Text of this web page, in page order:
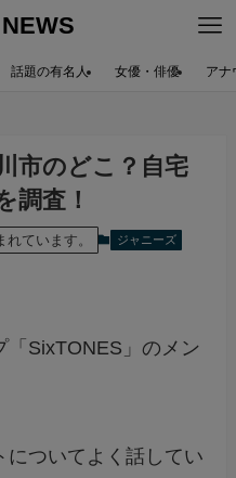
話題の有名人 女優・俳優 アナ
市のどこ？自宅
調査！
ています。 ジャニーズ
「SixTONES」のメン
についてよく話してい